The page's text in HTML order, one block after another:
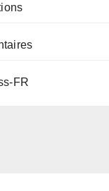
FR